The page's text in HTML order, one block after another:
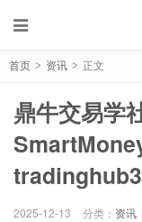
首页 > 资讯 > 正文
鼎牛交易学
2025-12-13 分类： 资讯